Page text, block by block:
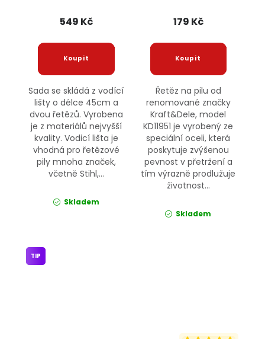
KRAFT&DELE
549 Kč
Sada se skládá z vodící
lišty o délce 45cm a
dvou řetězů. Vyrobena
je z materiálů nejvyšší
kvality. Vodicí lišta je
vhodná pro řetězové
pily mnoha značek,
včetně Stihl,...
Skladem
179 Kč
Řetěz na pilu od
renomované značky
Kraft&Dele, model
KD11951 je vyrobený ze
speciální oceli, která
poskytuje zvýšenou
pevnost v přetržení a
tím výrazně prodlužuje
životnost...
Skladem
TIP